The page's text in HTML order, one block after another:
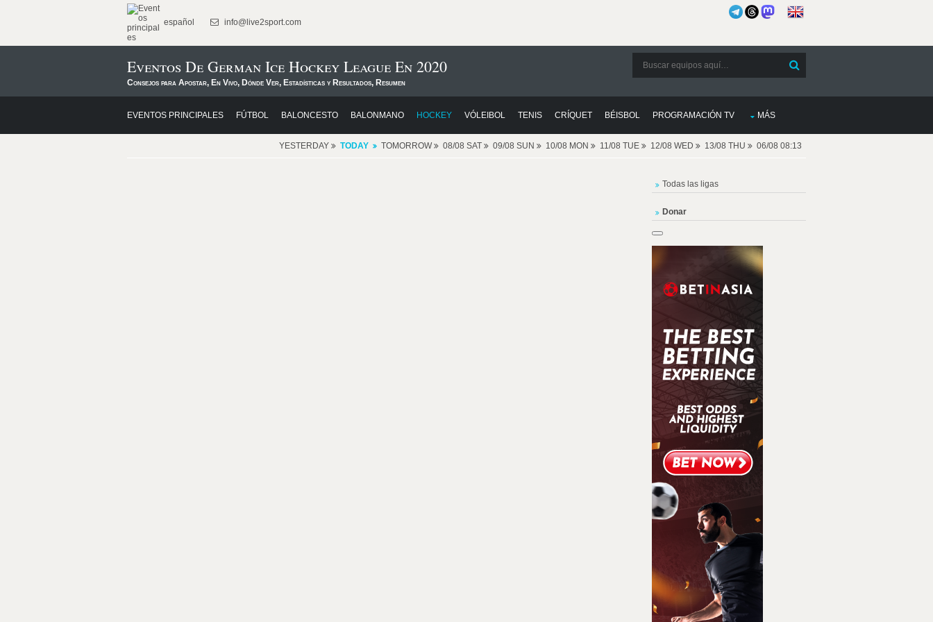
español info@live2sport.com
Eventos De German Ice Hockey League En 2020
Consejos para Apostar, En Vivo, Dónde Ver, Estadísticas y Resultados, Resumen
EVENTOS PRINCIPALES FÚTBOL BALONCESTO BALONMANO HOCKEY VÓLEIBOL TENIS CRÍQUET BÉISBOL PROGRAMACIÓN TV MÁS
YESTERDAY TODAY TOMORROW 08/08 SAT 09/08 SUN 10/08 MON 11/08 TUE 12/08 WED 13/08 THU 06/08 08:13
Todas las ligas
Donar